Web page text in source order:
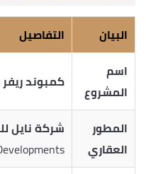
البيان
التفاصيل
اسم
المشروع
كمبوند
المطور
العقاري
شركة نايل